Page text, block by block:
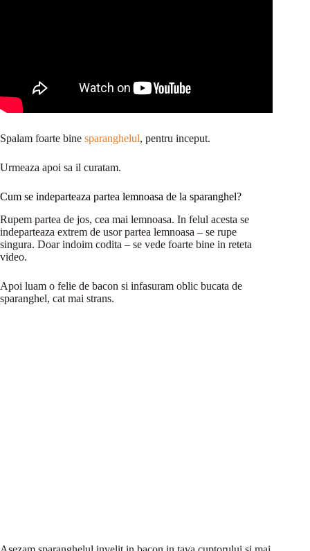
Spalam foarte bine sparanghelul, pentru inceput.
Urmeaza apoi sa il curatam.
Cum se indeparteaza partea lemnoasa de la sparanghel?
Rupem partea de jos, cea mai lemnoasa. In felul acesta se
indeparteaza extrem de usor partea lemnoasa – se rupe
singura. Doar indoim codita – se vede foarte bine in reteta
video.
Apoi luam o felie de bacon si infasuram oblic bucata de
sparanghel, cat mai strans.